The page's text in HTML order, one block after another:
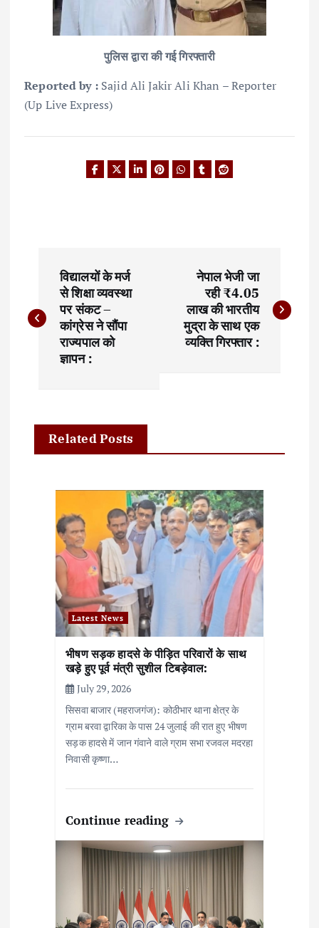
पुलिस द्वारा की गई गिरफ्तारी
Reported by : Sajid Ali Jakir Ali Khan – Reporter
(Up Live Express)
s
v
विद्यालयों के मर्ज
से शिक्षा व्यवस्था
पर संकट –
कांग्रेस ने सौंपा
राज्यपाल को
ज्ञापन :
नेपाल भेजी जा
रही ₹4.05
लाख की भारतीय
मुद्रा के साथ एक
व्यक्ति गिरफ्तार :
Related Posts
Latest News
भीषण सड़क हादसे के पीड़ित परिवारों के साथ
खड़े हुए पूर्व मंत्री सुशील टिबड़ेवाल:
July 29, 2026
सिसवा बाजार (महराजगंज): कोठीभार थाना क्षेत्र के
ग्राम बरवा द्वारिका के पास 24 जुलाई की रात हुए भीषण
सड़क हादसे में जान गंवाने वाले ग्राम सभा रजवल मदरहा
निवासी कृष्णा…
Continue reading